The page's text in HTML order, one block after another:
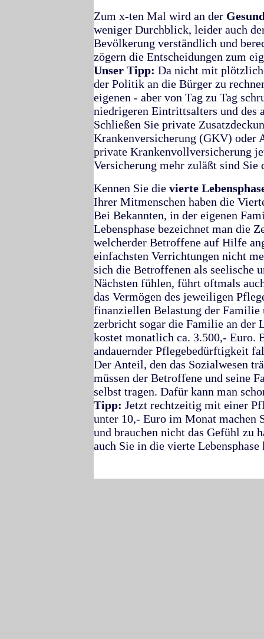
Zum x-ten Mal wird an der
weniger Durchblick, leider auch
Bevölkerung verständlich und
zögern die Entscheidungen zum
Unser Tipp: Da nicht mit
der Politik an die Bürger zu
eigenen - aber von Tag zu Tag
niedrigeren Eintrittsalters und des
Schließen Sie private
Krankenversicherung (GKV) oder
private Krankenvollversicherung
Versicherung mehr zuläßt sind Sie
Kennen Sie die vierte
Ihrer Mitmenschen haben die
Bei Bekannten, in der eigenen
Lebensphase bezeichnet man die
welcherder Betroffene auf Hilfe
einfachsten Verrichtungen nicht
sich die Betroffenen als seelische
Nächsten fühlen, führt oftmals
das Vermögen des jeweiligen
finanziellen Belastung der
zerbricht sogar die Familie an der
kostet monatlich ca. 3.500,- Euro.
andauernder Pflegebedürftigkeit
Der Anteil, den das Sozialwesen
müssen der Betroffene und seine
selbst tragen. Dafür kann man
Tipp: Jetzt rechtzeitig mit einer
unter 10,- Euro im Monat machen
und brauchen nicht das Gefühl zu
auch Sie in die vierte Lebensphase